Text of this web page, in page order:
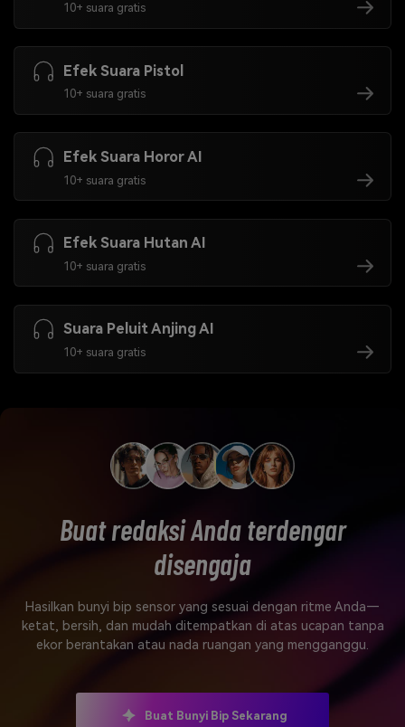
10+ suara gratis
Efek Suara Pistol
10+ suara gratis
Efek Suara Horor AI
10+ suara gratis
Efek Suara Hutan AI
10+ suara gratis
Suara Peluit Anjing AI
10+ suara gratis
Buat redaksi Anda terdengar
disengaja
Hasilkan bunyi bip sensor yang sesuai dengan ritme Anda—
ketat, bersih, dan mudah ditempatkan di atas ucapan tanpa
ekor berantakan atau nada ruangan yang mengganggu.
Buat Bunyi Bip Sekarang